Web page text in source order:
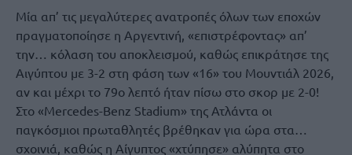
Μία απ’ τις μεγαλύτερες ανατροπές όλων των εποχών
πραγματοποίησε η Αργεντινή, «επιστρέφοντας» απ’
την… κόλαση του αποκλεισμού, καθώς επικράτησε της
Αιγύπτου με 3-2 στη φάση των «16» του Μουντιάλ 2026,
αν και μέχρι το 79ο λεπτό ήταν πίσω στο σκορ με 2-0!
Στο «Mercedes-Benz Stadium» της Ατλάντα οι
παγκόσμιοι πρωταθλητές βρέθηκαν για ώρα στα…
σχοινιά, καθώς η Αίγυπτος «χτύπησε» αλύπητα στο